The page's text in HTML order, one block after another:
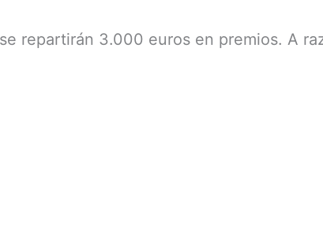
repartirán 3.000 euros en premios. A